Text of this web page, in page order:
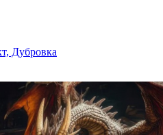
Дубровка